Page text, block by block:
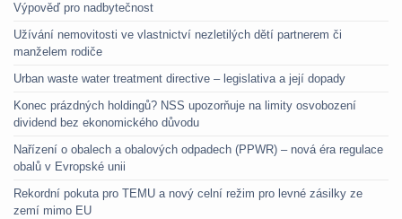
Výpověď pro nadbytečnost
Užívání nemovitosti ve vlastnictví nezletilých dětí partnerem či
manželem rodiče
Urban waste water treatment directive – legislativa a její dopady
Konec prázdných holdingů? NSS upozorňuje na limity osvobození
dividend bez ekonomického důvodu
Nařízení o obalech a obalových odpadech (PPWR) – nová éra regulace
obalů v Evropské unii
Rekordní pokuta pro TEMU a nový celní režim pro levné zásilky ze
zemí mimo EU